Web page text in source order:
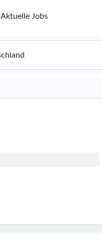
Aktuelle Jobs